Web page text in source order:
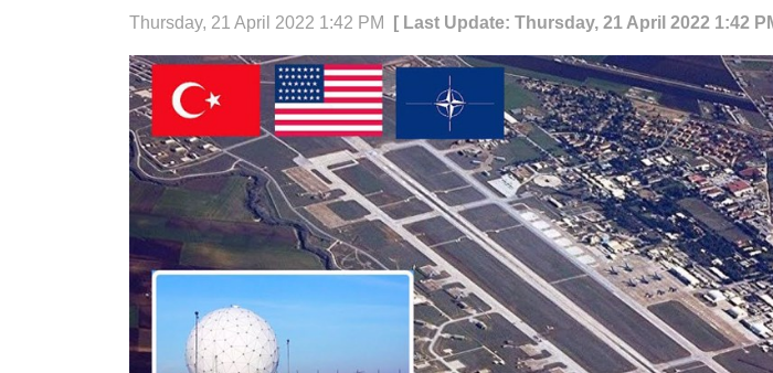
Thursday, 21 April 2022 1:42 PM [ Last Update: Thursday, 21 April 2022 1:42